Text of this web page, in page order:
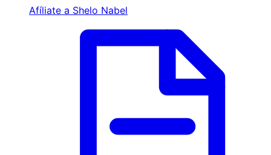
Afíliate a Shelo Nabel